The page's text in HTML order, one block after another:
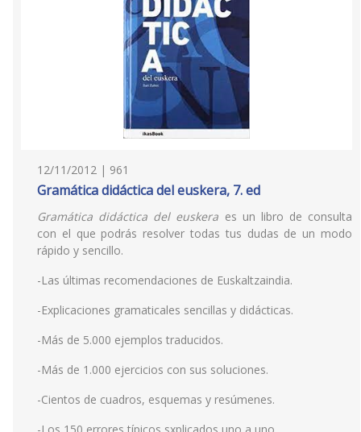
12/11/2012 | 961
Gramática didáctica del euskera, 7. ed
Gramática didáctica del euskera es un libro de consulta
con el que podrás resolver todas tus dudas de un modo
rápido y sencillo.
-Las últimas recomendaciones de Euskaltzaindia.
-Explicaciones gramaticales sencillas y didácticas.
-Más de 5.000 ejemplos traducidos.
-Más de 1.000 ejercicios con sus soluciones.
-Cientos de cuadros, esquemas y resúmenes.